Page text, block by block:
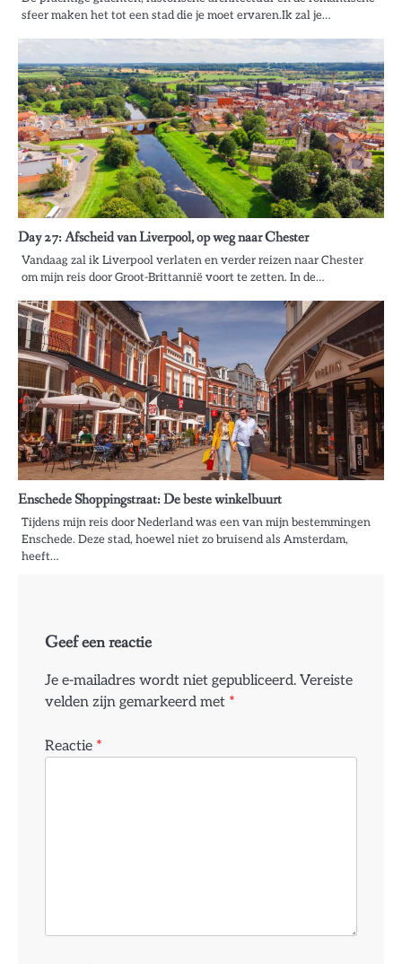
sfeer maken het tot een stad die je moet ervaren.Ik zal je…
Day 27: Afscheid van Liverpool, op weg naar Chester
Vandaag zal ik Liverpool verlaten en verder reizen naar Chester
om mijn reis door Groot-Brittannië voort te zetten. In de…
Enschede Shoppingstraat: De beste winkelbuurt
Tijdens mijn reis door Nederland was een van mijn bestemmingen
Enschede. Deze stad, hoewel niet zo bruisend als Amsterdam,
heeft…
Geef een reactie
Je e-mailadres wordt niet gepubliceerd. Vereiste
velden zijn gemarkeerd met *
Reactie *